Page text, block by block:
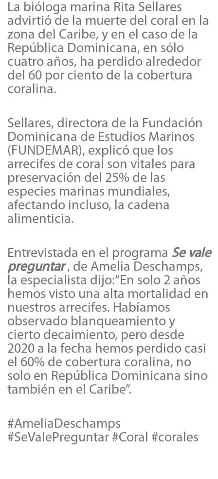
La bióloga marina Rita Sellares
advirtió de la muerte del coral en la
zona del Caribe, y en el caso de la
República Dominicana, en sólo
cuatro años, ha perdido alrededor
del 60 por ciento de la cobertura
coralina.
Sellares, directora de la Fundación
Dominicana de Estudios Marinos
(FUNDEMAR), explicó que los
arrecifes de coral son vitales para
preservación del 25% de las
especies marinas mundiales,
afectando incluso, la cadena
alimenticia.
Entrevistada en el programa Se vale
preguntar, de Amelia Deschamps,
la especialista dijo:“En solo 2 años
hemos visto una alta mortalidad en
nuestros arrecifes. Habíamos
observado blanqueamiento y
cierto decaimiento, pero desde
2020 a la fecha hemos perdido casi
el 60% de cobertura coralina, no
solo en República Dominicana sino
también en el Caribe”.
#AmeliaDeschamps
#SeValePreguntar #Coral #corales